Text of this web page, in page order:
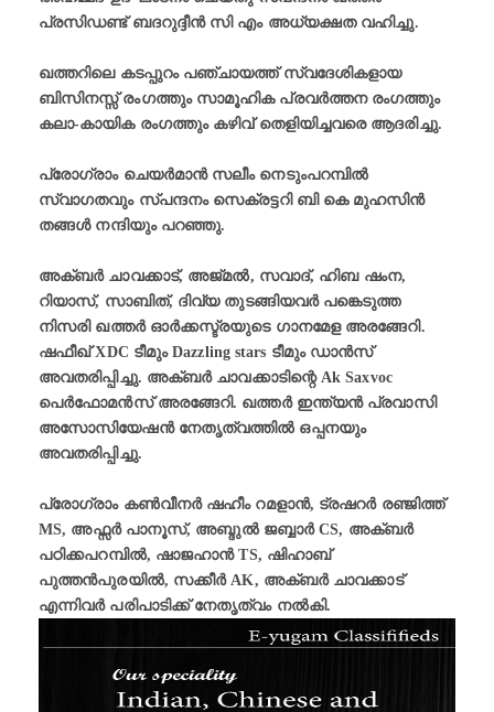
പ്രസിഡണ്ട് ബദറുദ്ദീൻ സി എം അധ്യക്ഷത വഹിച്ചു.
ഖത്തറിലെ കടപ്പുറം പഞ്ചായത്ത് സ്വദേശികളായ
ബിസിനസ്സ് രംഗത്തും സാമൂഹിക പ്രവർത്തന രംഗത്തും
കലാ-കായിക രംഗത്തും കഴിവ് തെളിയിച്ചവരെ ആദരിച്ചു.
പ്രോഗ്രാം ചെയർമാൻ സലീം നെടുംപറമ്പിൽ
സ്വാഗതവും സ്പന്ദനം സെക്രട്ടറി ബി കെ മുഹസിൻ
തങ്ങൾ നന്ദിയും പറഞ്ഞു.
അക്ബർ ചാവക്കാട്, അജ്മൽ, സവാദ്, ഹിബ ഷംന,
റിയാസ്, സാബിത്, ദിവ്യ തുടങ്ങിയവർ പങ്കെടുത്ത
നിസരി ഖത്തർ ഓർക്കസ്ട്രയുടെ ഗാനമേള അരങ്ങേറി.
ഷഫീഖ് XDC ടീമും Dazzling stars ടീമും ഡാൻസ്
അവതരിപ്പിച്ചു. അക്ബർ ചാവക്കാടിന്റെ Ak Saxvoc
പെർഫോമൻസ് അരങ്ങേറി. ഖത്തർ ഇന്ത്യൻ പ്രവാസി
അസോസിയേഷൻ നേതൃത്വത്തിൽ ഒപ്പനയും
അവതരിപ്പിച്ചു.
പ്രോഗ്രാം കൺവീനർ ഷഹീം റമളാൻ, ട്രഷറർ രഞ്ജിത്ത്
MS, അഫ്സർ പാനൂസ്, അബ്ദുൽ ജബ്ബാർ CS, അക്ബർ
പഠിക്കപറമ്പിൽ, ഷാജഹാൻ TS, ഷിഹാബ്
പുത്തൻപുരയിൽ, സക്കീർ AK, അക്ബർ ചാവക്കാട്
എന്നിവർ പരിപാടിക്ക് നേതൃത്വം നൽകി.